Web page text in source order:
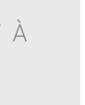
À